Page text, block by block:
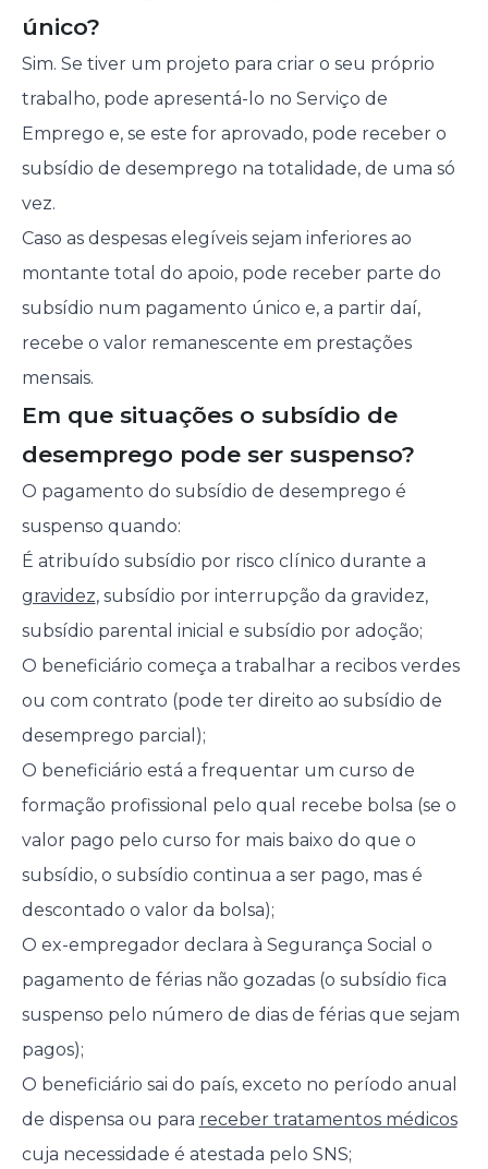
único?
Sim. Se tiver um projeto para criar o seu próprio
trabalho, pode apresentá-lo no Serviço de
Emprego e, se este for aprovado, pode receber o
subsídio de desemprego na totalidade, de uma só
vez.
Caso as despesas elegíveis sejam inferiores ao
montante total do apoio, pode receber parte do
subsídio num pagamento único e, a partir daí,
recebe o valor remanescente em prestações
mensais.
Em que situações o subsídio de
desemprego pode ser suspenso?
O pagamento do subsídio de desemprego é
suspenso quando:
É atribuído subsídio por risco clínico durante a
gravidez, subsídio por interrupção da gravidez,
subsídio parental inicial e subsídio por adoção;
O beneficiário começa a trabalhar a recibos verdes
ou com contrato (pode ter direito ao subsídio de
desemprego parcial);
O beneficiário está a frequentar um curso de
formação profissional pelo qual recebe bolsa (se o
valor pago pelo curso for mais baixo do que o
subsídio, o subsídio continua a ser pago, mas é
descontado o valor da bolsa);
O ex-empregador declara à Segurança Social o
pagamento de férias não gozadas (o subsídio fica
suspenso pelo número de dias de férias que sejam
pagos);
O beneficiário sai do país, exceto no período anual
de dispensa ou para receber tratamentos médicos
cuja necessidade é atestada pelo SNS;